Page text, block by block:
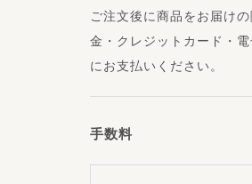
ご注文後に商品をお届け
金・クレジットカード・
にお支払いください。
手数料